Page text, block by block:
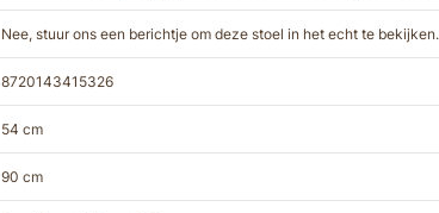
Nee, stuur ons een berichtje om deze stoel in het echt te bekijken.
8720143415326
54 cm
90 cm